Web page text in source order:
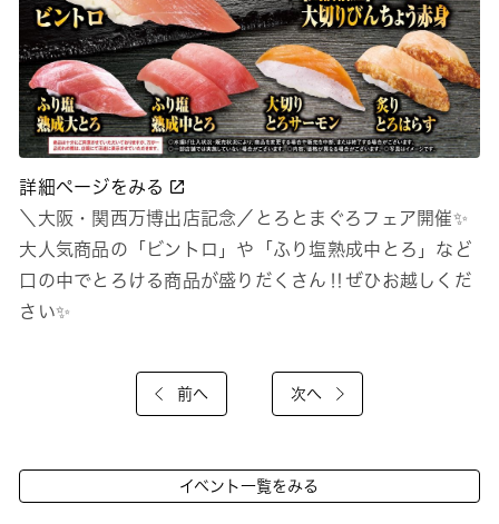
詳細ページをみる
＼大阪・関西万博出店記念／とろとまぐろフェア開催✨
大人気商品の「ビントロ」や「ふり塩熟成中とろ」など
口の中でとろける商品が盛りだくさん‼ぜひお越しくだ
さい✨
前へ 次へ
イベント一覧をみる